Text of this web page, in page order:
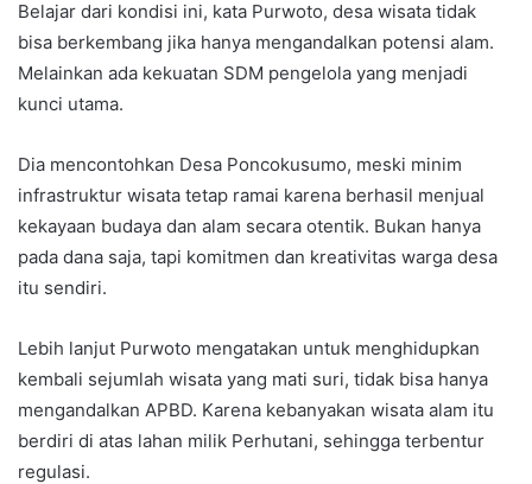
Belajar dari kondisi ini, kata Purwoto, desa wisata tidak
bisa berkembang jika hanya mengandalkan potensi alam.
Melainkan ada kekuatan SDM pengelola yang menjadi
kunci utama.
Dia mencontohkan Desa Poncokusumo, meski minim
infrastruktur wisata tetap ramai karena berhasil menjual
kekayaan budaya dan alam secara otentik. Bukan hanya
pada dana saja, tapi komitmen dan kreativitas warga desa
itu sendiri.
Lebih lanjut Purwoto mengatakan untuk menghidupkan
kembali sejumlah wisata yang mati suri, tidak bisa hanya
mengandalkan APBD. Karena kebanyakan wisata alam itu
berdiri di atas lahan milik Perhutani, sehingga terbentur
regulasi.